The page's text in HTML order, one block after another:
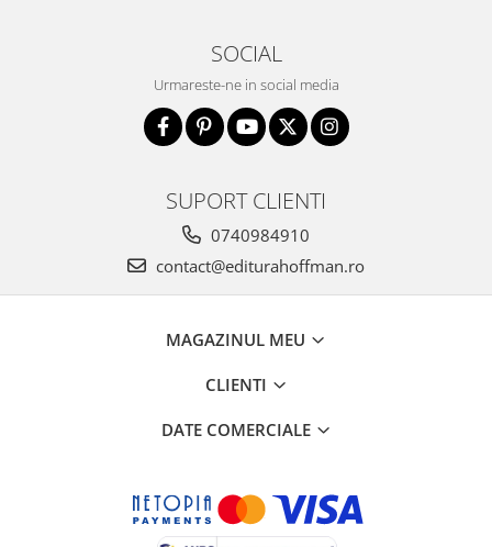
SOCIAL
Urmareste-ne in social media
SUPORT CLIENTI
0740984910
contact@editurahoffman.ro
MAGAZINUL MEU
CLIENTI
DATE COMERCIALE